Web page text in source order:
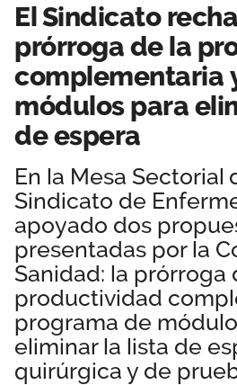
Estructura organizativa
Transparencia
Secciones sindicales
Servicios
Actualidad
Temas
Noticias
Sala de prensa
Normativa
Publicaciones
Vídeos
DANA Valencia
Contáctanos
Área
El Sindicato
prórroga de la
complementaria
módulos para
de espera
En la Mesa Sectorial
Sindicato de
apoyado dos
presentadas por la
Sanidad: la prórroga
productividad
programa de
eliminar la lista de
quirúrgica y de